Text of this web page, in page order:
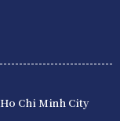
Chi Minh City